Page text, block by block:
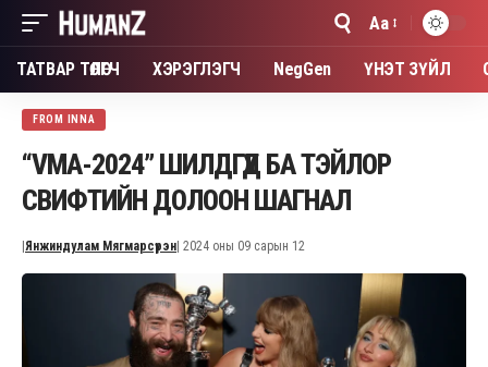
Font
Resizer
Aa
ТАТВАР ТӨЛӨГЧ ХЭРЭГЛЭГЧ NegGen ҮНЭТ ЗҮЙЛ
FROM INNA
“VMA-2024” ШИЛДГҮҮД БА ТЭЙЛОР
СВИФТИЙН ДОЛООН ШАГНАЛ
Янжиндулам Мягмарсүрэн | 2024 оны 09 сарын 12